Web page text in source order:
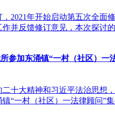
2021年开始启动第五次全面
并反馈修订意见，本次探讨
参加东涌镇“一村（社区）一
十大精神和习近平法治思想
“一村（社区）一法律顾问”